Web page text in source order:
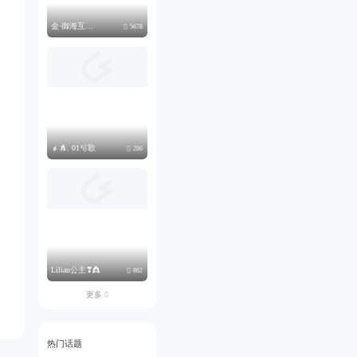
金·御海互动点唱厅🔆聘  5678
𝓼𝓱. 01🫧歌  286
Lilian公主❣︎👸  862
更多
热门话题